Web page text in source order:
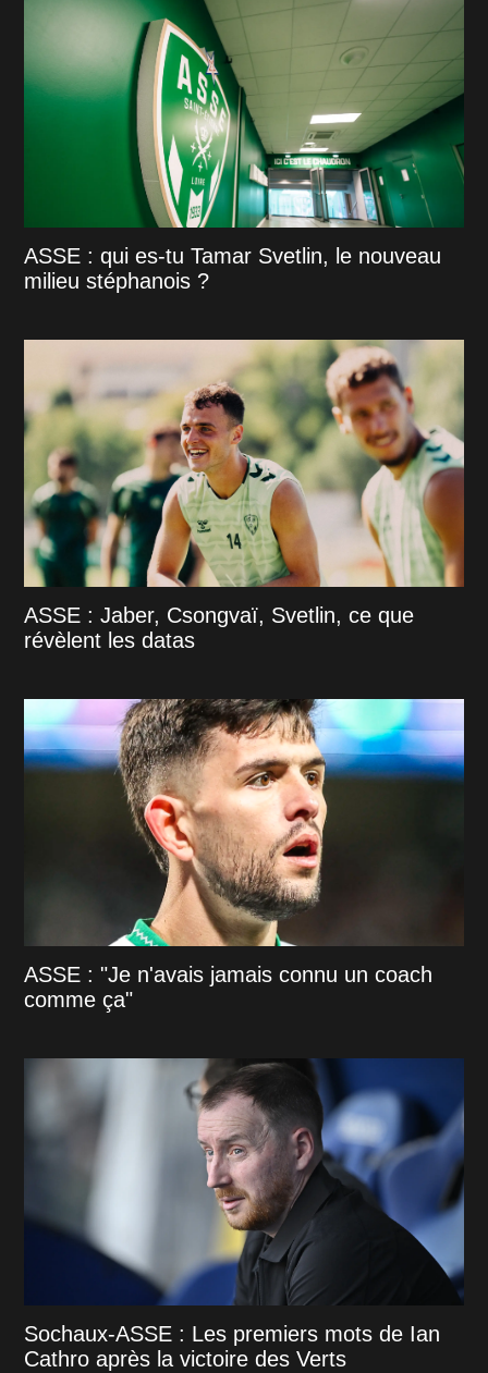
ASSE : qui es-tu Tamar Svetlin, le nouveau
milieu stéphanois ?
ASSE : Jaber, Csongvaï, Svetlin, ce que
révèlent les datas
ASSE : "Je n'avais jamais connu un coach
comme ça"
Sochaux-ASSE : Les premiers mots de Ian
Cathro après la victoire des Verts